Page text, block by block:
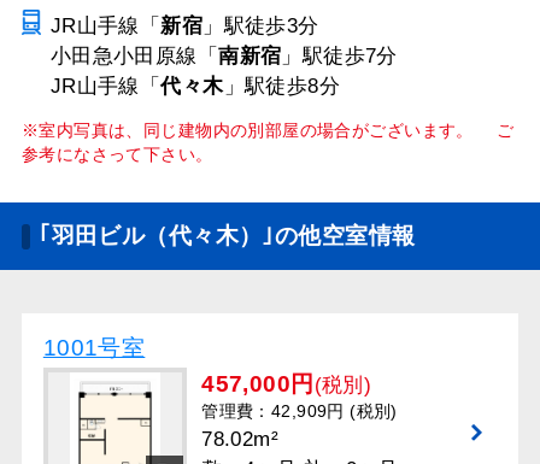
JR山手線「 新宿 」駅徒歩3分
小田急小田原線「南新宿 」駅徒歩7分
JR山手線「代々木」駅徒歩8分
※室内写真は、同じ建物内の別部屋の場合がございます。 ご
参考になさって下さい。
｢羽田ビル（代々木）｣の他空室情報
1001号室
457,000円 (税別)
管理費：42,909円 (税別)
78.02m²